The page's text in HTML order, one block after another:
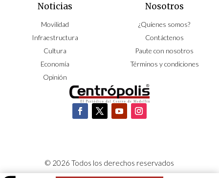
Noticias
Movilidad
Infraestructura
Cultura
Economía
Opinión
Nosotros
¿Quíenes somos?
Contáctenos
Paute con nosotros
Términos y condiciones
© 2026 Todos los derechos reservados
CORPOCENTRO | Hecho con pasión porNeoCiclo